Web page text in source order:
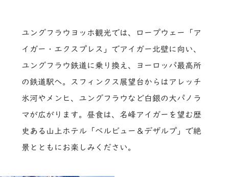
ユングフラウヨッホ観光では、ロープウェー「ア
イガー・エクスプレス」でアイガー北壁に向い、
ユングフラウ鉄道に乗り換え、ヨーロッパ最高所
の鉄道駅へ。スフィンクス展望台からはアレッチ
氷河やメンヒ、ユングフラウなど白銀の大パノラ
マが広がります。昼食は、名峰アイガーを望む歴
史ある山上ホテル「ベルビュー＆デザルプ」で絶
景とともにお楽しみください。